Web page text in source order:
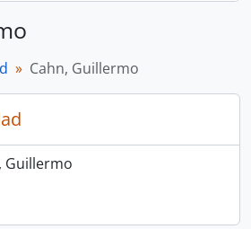
Cahn, Guillermo
Guillermo